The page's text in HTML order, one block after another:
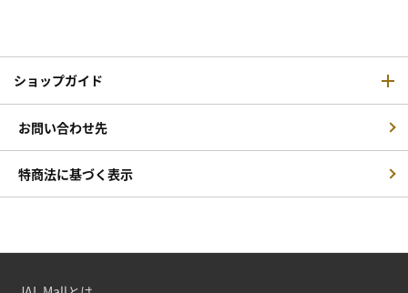
ショップガイド
お問い合わせ先
特商法に基づく表示